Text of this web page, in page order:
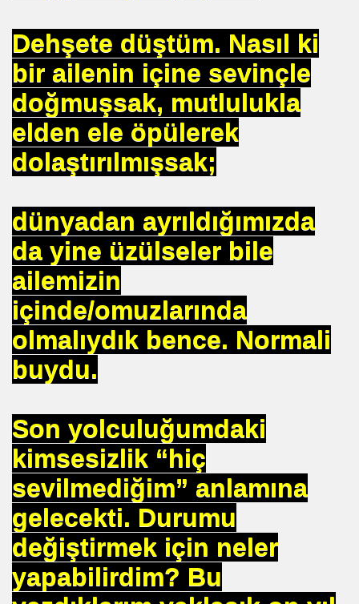
Dehşete düştüm. Nasıl ki
bir ailenin içine sevinçle
doğmuşsak, mutlulukla
elden ele öpülerek
dolaştırılmışsak;
dünyadan ayrıldığımızda
da yine üzülseler bile
ailemizin
içinde/omuzlarında
olmalıydık bence. Normali
buydu.
Son yolculuğumdaki
kimsesizlik “hiç
sevilmediğim” anlamına
gelecekti. Durumu
değiştirmek için neler
yapabilirdim? Bu
Bulunan sır. Mühendis Hikmet TOPLU
ABD.
GÖKOĞLU
.DR UMUT YILDIZ
Hainini Yetiştiren Ülke Yoktur
Tarihi Eserleri Koruma ve Araştırma Derneği . İSTED
NASIL kazanabilirim
BAĞIŞ YAPTI
PURSA
OLURMU .PROF.DR.ONUR HAMZAOĞLU